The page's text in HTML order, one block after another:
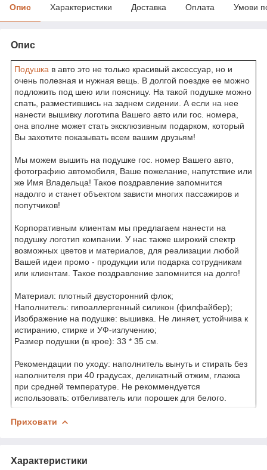
Опис Характеристики Доставка Оплата Умови
Опис
Подушка в авто это не только красивый аксессуар, но и
очень полезная и нужная вещь. В долгой поездке ее можно
подложить под шею или поясницу. На такой подушке можно
спать, разместившись на заднем сидении. А если на нее
нанести вышивку логотипа Вашего авто или гос. номера,
она вполне может стать эксклюзивным подарком, который
Вы захотите показывать всем вашим друзьям!
Мы можем вышить на подушке гос. номер Вашего авто,
фотографию автомобиля, Ваше пожелание, напутствие или
же Имя Владельца! Такое поздравление запомнится
надолго и станет объектом зависти многих пассажиров и
попутчиков!
Корпоративным клиентам мы предлагаем нанести на
подушку логотип компании. У нас также широкий спектр
возможных цветов и материалов, для реализации любой
Вашей идеи промо - продукции или подарка сотрудникам
или клиентам. Такое поздравление запомнится на долго!
Материал: плотный двусторонний флок;
Наполнитель: гипоаллергенный силикон (филфайбер);
Изображение на подушке: вышивка. Не линяет, устойчива к
истиранию, стирке и УФ-излучению;
Размер подушки (в крое): 33 * 35 см.
Рекомендации по уходу: наполнитель вынуть и стирать без
наполнителя при 40 градусах, деликатный отжим, глажка
при средней температуре. Не рекоммендуется
использовать: отбеливатель или порошек для белого.
Приховати
Характеристики